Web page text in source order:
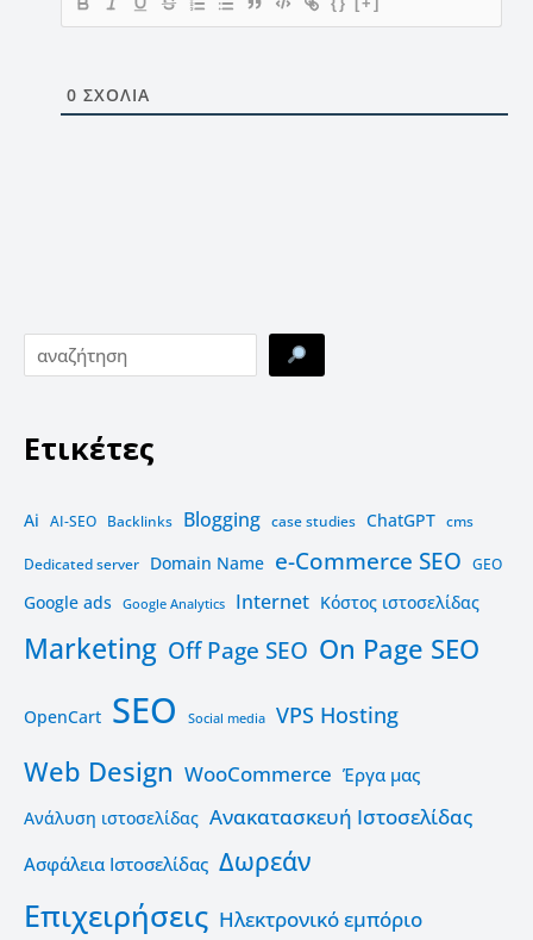
0 ΣΧΌΛΙΑ
Ετικέτες
Ai AI-SEO Backlinks Blogging case studies ChatGPT cms
Dedicated server Domain Name e-Commerce SEO GEO
Google ads Google Analytics Internet Kόστος ιστοσελίδας
Marketing Off Page SEO On Page SEO
OpenCart SEO Social media VPS Hosting
Web Design WooCommerce Έργα μας
Ανάλυση ιστοσελίδας Ανακατασκευή Ιστοσελίδας
Ασφάλεια Ιστοσελίδας Δωρεάν
Επιχειρήσεις Ηλεκτρονικό εμπόριο